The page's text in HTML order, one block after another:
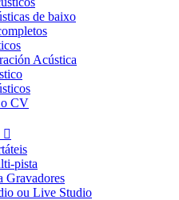
de baixo
Acústica
o CV

pista
Gravadores
ou Live Studio